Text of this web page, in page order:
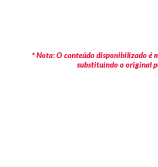
* Nota: O conteúdo disponibilizado é
substituindo o original